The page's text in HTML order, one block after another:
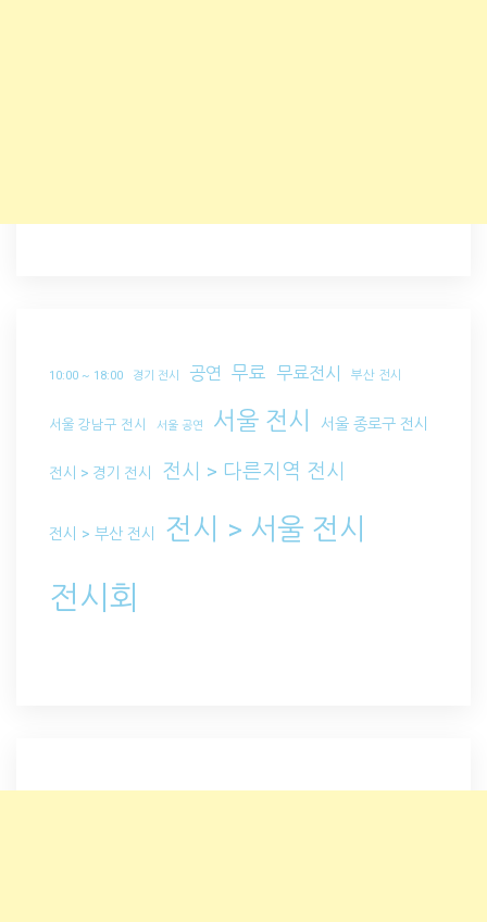
10:00 ~ 18:00 경기 전시 공연 무료 무료전시 부산 전시
서울 강남구 전시 서울 공연 서울 전시 서울 종로구 전시
전시 > 경기 전시 전시 > 다른지역 전시
전시 > 부산 전시 전시 > 서울 전시
전시회